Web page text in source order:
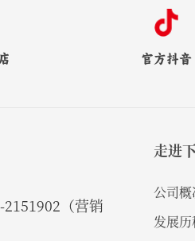
官方抖音
走进
公司概
发展历
（营销